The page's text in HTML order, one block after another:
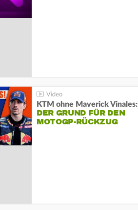
KTM ohne Maverick Vinales:
DER GRUND FÜR DEN
MOTOGP-RÜCKZUG